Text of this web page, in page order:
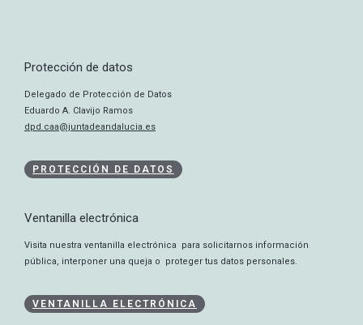
Protección de datos
Delegado de Protección de Datos
Eduardo A. Clavijo Ramos
dpd.caa@juntadeandalucia.es
PROTECCIÓN DE DATOS
Ventanilla electrónica
Visita nuestra ventanilla electrónica para solicitarnos información
pública, interponer una queja o proteger tus datos personales.
VENTANILLA ELECTRÓNICA